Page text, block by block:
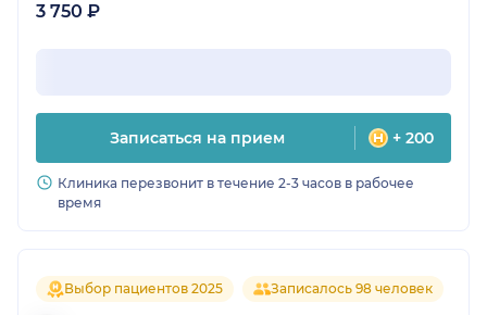
3 750 ₽
Записаться на прием + 200
Клиника перезвонит в течение 2-3 часов в рабочее
время
Выбор пациентов 2025 Записалось 98 человек